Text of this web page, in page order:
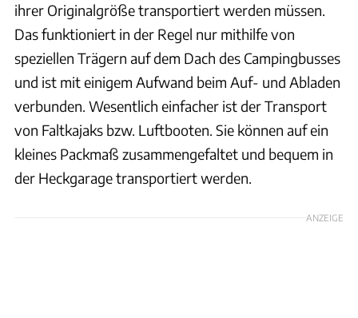
ihrer Originalgröße transportiert werden müssen.
Das funktioniert in der Regel nur mithilfe von
speziellen Trägern auf dem Dach des Campingbusses
und ist mit einigem Aufwand beim Auf- und Abladen
verbunden. Wesentlich einfacher ist der Transport
von Faltkajaks bzw. Luftbooten. Sie können auf ein
kleines Packmaß zusammengefaltet und bequem in
der Heckgarage transportiert werden.
ANZEIGE